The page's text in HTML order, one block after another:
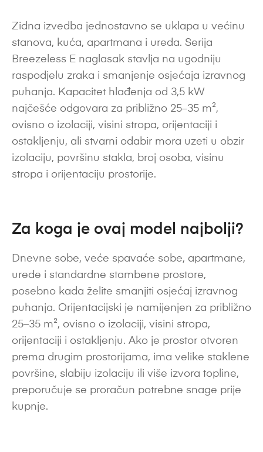
Zidna izvedba jednostavno se uklapa u većinu
stanova, kuća, apartmana i ureda. Serija
Breezeless E naglasak stavlja na ugodniju
raspodjelu zraka i smanjenje osjećaja izravnog
puhanja. Kapacitet hlađenja od 3,5 kW
najčešće odgovara za približno 25–35 m²,
ovisno o izolaciji, visini stropa, orijentaciji i
ostakljenju, ali stvarni odabir mora uzeti u obzir
izolaciju, površinu stakla, broj osoba, visinu
stropa i orijentaciju prostorije.
Za koga je ovaj model najbolji?
Dnevne sobe, veće spavaće sobe, apartmane,
urede i standardne stambene prostore,
posebno kada želite smanjiti osjećaj izravnog
puhanja. Orijentacijski je namijenjen za približno
25–35 m², ovisno o izolaciji, visini stropa,
orijentaciji i ostakljenju. Ako je prostor otvoren
prema drugim prostorijama, ima velike staklene
površine, slabiju izolaciju ili više izvora topline,
preporučuje se proračun potrebne snage prije
kupnje.